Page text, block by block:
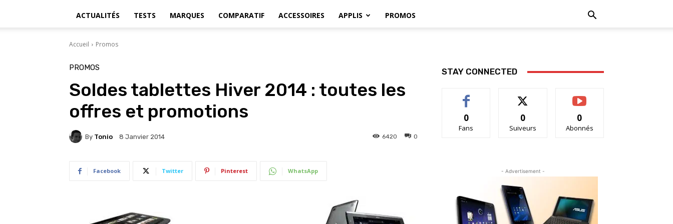
ACTUALITÉS TESTS MARQUES COMPARATIF ACCESSOIRES APPLIS PROMOS
Accueil Promos
PROMOS
Soldes tablettes Hiver 2014 : toutes les
offres et promotions
By Tonio 8 Janvier 2014 0
6420
Facebook Twitter Pinterest WhatsApp
STAY CONNECTED
0
Fans
0
Suiveurs
0
Abonnés
- Advertisement -